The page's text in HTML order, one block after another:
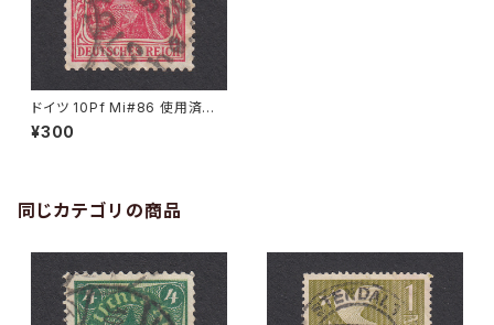
ドイツ 10Pf Mi#86 使用済み
切手｜STUTTGART 8.SEP.1
920
¥300
同じカテゴリの商品